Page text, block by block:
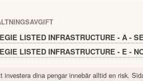
LISTED INFRASTRUCTURE - A -
LISTED INFRASTRUCTURE - E -
investera dina pengar innebär alltid en risk.